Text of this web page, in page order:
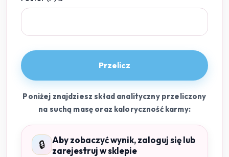
Przelicz
Poniżej znajdziesz skład analityczny przeliczony
na suchą masę oraz kaloryczność karmy:
🔒
Aby zobaczyć wynik, zaloguj się lub
zarejestruj w sklepie